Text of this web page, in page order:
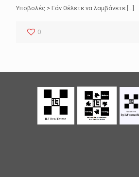
Υποβολές > Εάν θέλετε να λαμβάνετε
0